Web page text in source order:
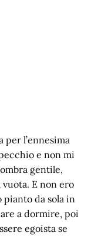
l’ennesima
e non mi
gentile,
E non ero
pianto da sola in
a dormire, poi
egoista se